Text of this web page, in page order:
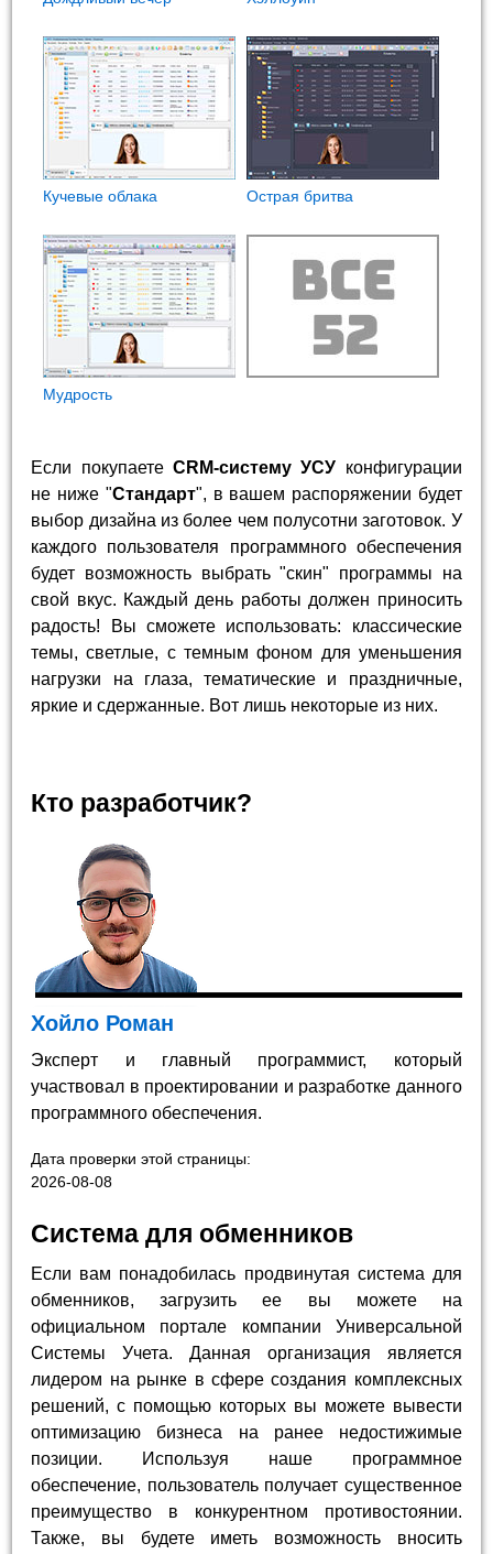
Кучевые облака Острая бритва
Мудрость
Если покупаете CRM-систему УСУ конфигурации
не ниже "Стандарт", в вашем распоряжении будет
выбор дизайна из более чем полусотни заготовок. У
каждого пользователя программного обеспечения
будет возможность выбрать "скин" программы на
свой вкус. Каждый день работы должен приносить
радость! Вы сможете использовать: классические
темы, светлые, с темным фоном для уменьшения
нагрузки на глаза, тематические и праздничные,
яркие и сдержанные. Вот лишь некоторые из них.
Кто разработчик?
Хойло Роман
Эксперт и главный программист, который
участвовал в проектировании и разработке данного
программного обеспечения.
Дата проверки этой страницы:
2026-08-08
Система для обменников
Если вам понадобилась продвинутая система для
обменников, загрузить ее вы можете на
официальном портале компании Универсальной
Системы Учета. Данная организация является
лидером на рынке в сфере создания комплексных
решений, с помощью которых вы можете вывести
оптимизацию бизнеса на ранее недостижимые
позиции. Используя наше программное
обеспечение, пользователь получает существенное
преимущество в конкурентном противостоянии.
Также, вы будете иметь возможность вносить